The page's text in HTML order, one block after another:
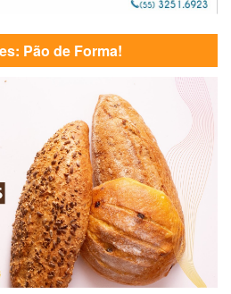
Pão de Forma!